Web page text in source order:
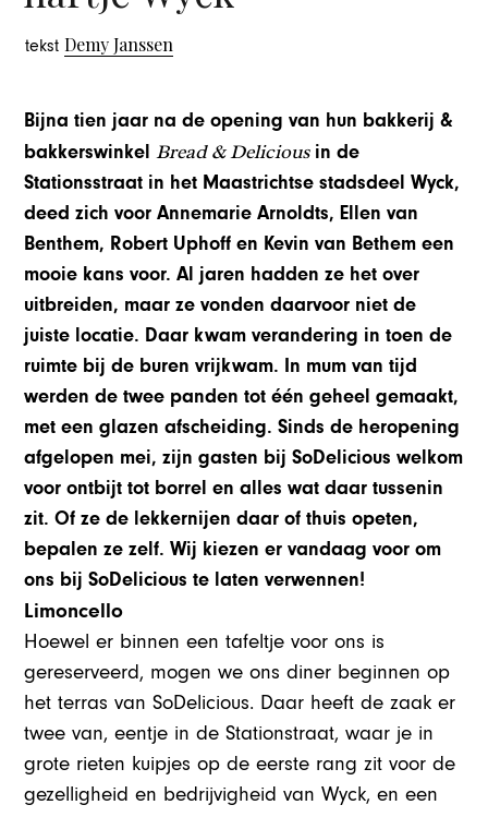
tekstDemy Janssen
Bijna tien jaar na de opening van hun bakkerij &
bakkerswinkelBread & Delicious in de
Stationsstraat in het Maastrichtse stadsdeel Wyck,
deed zich voor Annemarie Arnoldts, Ellen van
Benthem, Robert Uphoff en Kevin van Bethem een
mooie kans voor. Al jaren hadden ze het over
uitbreiden, maar ze vonden daarvoor niet de
juiste locatie. Daar kwam verandering in toen de
ruimte bij de buren vrijkwam. In mum van tijd
werden de twee panden tot één geheel gemaakt,
met een glazen afscheiding. Sinds de heropening
afgelopen mei, zijn gasten bij SoDelicious welkom
voor ontbijt tot borrel en alles wat daar tussenin
zit. Of ze de lekkernijen daar of thuis opeten,
bepalen ze zelf. Wij kiezen er vandaag voor om
ons bij SoDelicious te laten verwennen!
Limoncello
Hoewel er binnen een tafeltje voor ons is
gereserveerd, mogen we ons diner beginnen op
het terras van SoDelicious. Daar heeft de zaak er
twee van, eentje in de Stationstraat, waar je in
grote rieten kuipjes op de eerste rang zit voor de
gezelligheid en bedrijvigheid van Wyck, en een